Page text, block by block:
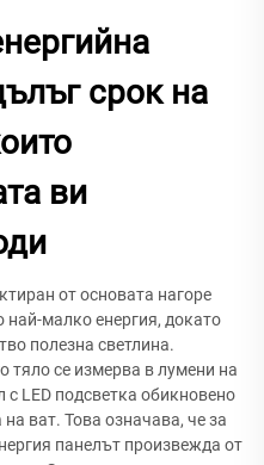
срок на
ви
от основата нагоре
малко енергия, докато
полезна светлина.
тяло се измерва в лумени на
с LED подсветка обикновено
ват. Това означава, че за
панелът произвежда от